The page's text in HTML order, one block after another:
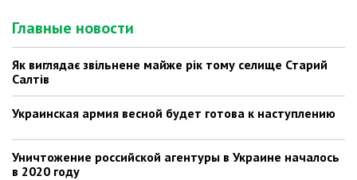
Главные новости
Як виглядає звільнене майже рік тому селище Старий
Салтів
Украинская армия весной будет готова к наступлению
Уничтожение российской агентуры в Украине началось
в 2020 году